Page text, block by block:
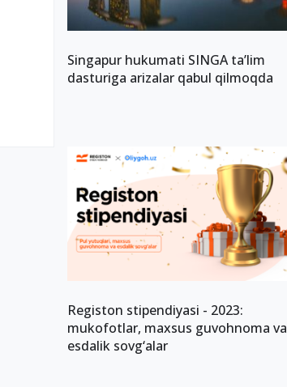
Singapur hukumati SINGA ta’lim
dasturiga arizalar qabul qilmoqda
Registon stipendiyasi - 2023:
mukofotlar, maxsus guvohnoma va
esdalik sovg‘alar